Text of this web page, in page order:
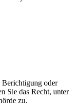
Berichtigung oder
Sie das Recht, unter
zu.